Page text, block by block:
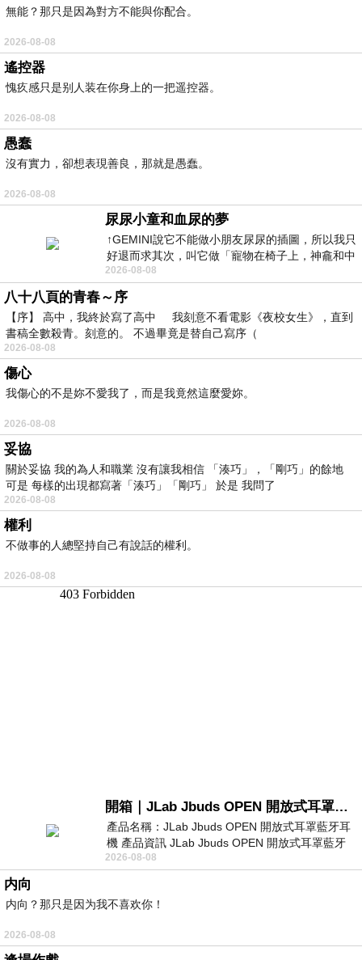
無能？那只是因為對方不能與你配合。
2026-08-08
遙控器
愧疚感只是别人装在你身上的一把遥控器。
2026-08-08
愚蠢
沒有實力，卻想表現善良，那就是愚蠢。
2026-08-08
尿尿小童和血尿的夢
↑GEMINI說它不能做小朋友尿尿的插圖，所以我只
好退而求其次，叫它做「寵物在椅子上，神龕和中
年人臉孔」的畫了。 六月底
2026-08-08
八十八頁的青春～序
【序】 高中，我終於寫了高中 我刻意不看電影《夜校女生》，直到
書稿全數殺青。刻意的。 不過畢竟是替自己寫序（
2026-08-08
傷心
我傷心的不是妳不愛我了，而是我竟然這麼愛妳。
2026-08-08
妥協
關於妥協 我的為人和職業 沒有讓我相信 「湊巧」，「剛巧」的餘地
可是 每樣的出現都寫著「湊巧」「剛巧」 於是 我問了
2026-08-08
權利
不做事的人總堅持自己有說話的權利。
2026-08-08
開箱｜JLab Jbuds OPEN 開放式耳罩藍牙耳機 - 設計美學，輕巧、透氣、環境音全物理達成！
產品名稱：JLab Jbuds OPEN 開放式耳罩藍牙耳
機 產品資訊 JLab Jbuds OPEN 開放式耳罩藍牙
耳機評語：非常有特色，值得喜愛美型工
2026-08-08
内向
内向？那只是因为我不喜欢你！
2026-08-08